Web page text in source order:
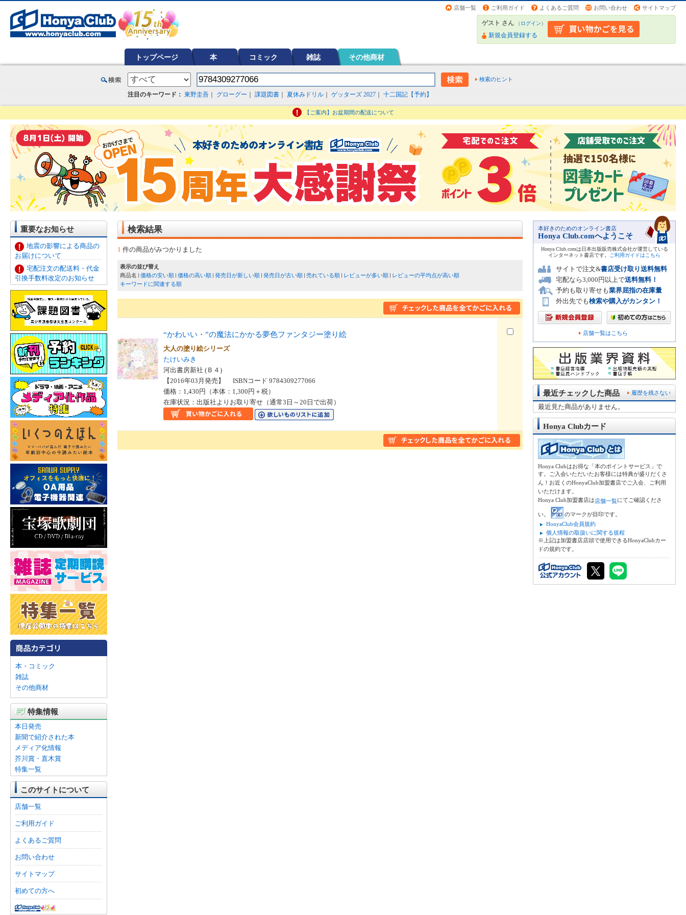
店舗一覧 ご利用ガイド よくあるご質問 お問い合わせ サイトマップ
ゲスト さん （ログイン）
新規会員登録する
トップページ 本 コミック 雑誌 その他商材
検索のヒント
注目のキーワード： 東野圭吾 グローグー 課題図書 夏休みドリル ゲッターズ 2027 十二国記【予約】
【ご案内】お盆期間の配送について
重要なお知らせ
地震の影響による商品の
お届けについて
宅配注文の配送料・代金
引換手数料改定のお知らせ
本・コミック
雑誌
その他商材
特集情報
本日発売
新聞で紹介された本
メディア化情報
芥川賞・直木賞
特集一覧
このサイトについて
店舗一覧
ご利用ガイド
よくあるご質問
お問い合わせ
サイトマップ
初めての方へ
検索結果
1 件の商品がみつかりました
表示の並び替え
商品名
価格の安い順 価格の高い順 発売日が新しい順 発売日が古い順 売れている順 レビューが多い順
レビューの平均点が高い順
キーワードに関連する順
“かわいい・”の魔法にかかる夢色ファンタジー塗り絵
大人の塗り絵シリーズ
たけいみき
河出書房新社 (Ｂ４)
【2016年03月発売】 ISBNコード 9784309277066
価格：1,430円（本体：1,300円＋税）
在庫状況：出版社よりお取り寄せ（通常3日～20日で出荷）
本好きのためのオンライン書店
Honya Club.comへようこそ
Honya Club.comは日本出版販売株式会社が運営している
インターネット書店です。
ご利用ガイドはこちら
サイトで注文&書店受け取り送料無料
宅配なら3,000円以上で送料無料！
予約も取り寄せも業界屈指の在庫量
外出先でも検索や購入がカンタン！
店舗一覧はこちら
履歴を残さない
最近チェックした商品
最近見た商品がありません。
Honya Clubカード
Honya Clubはお得な「本のポイントサービス」で
す。ご入会いただいたお客様には特典が盛りだくさ
ん！お近くのHonyaClub加盟書店でご入会、ご利用
いただけます。
Honya Club加盟書店は店舗一覧にてご確認くださ
い。
のマークが目印です。
HonyaClub会員規約
個人情報の取扱いに関する規程
※上記は加盟書店店頭で使用できるHonyaClubカー
ドの規約です。